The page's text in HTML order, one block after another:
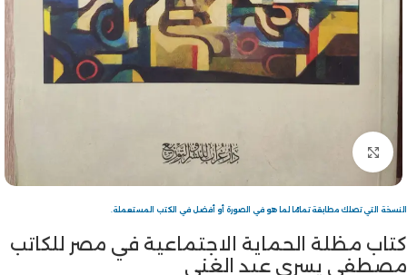
Click to enlarge
النسخة التي تصلك مطابقة تمامًا لما هو في الصورة أو أفضل في الكتب المستعملة.
كتاب مظلة الحماية الاجتماعية في مصر للكاتب
مصطفى يسري عبد الغني